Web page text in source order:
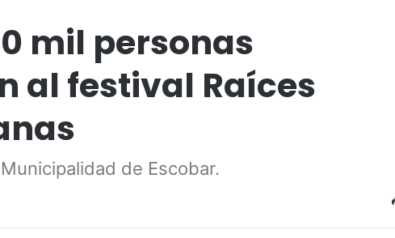
mil personas
al festival Raíces
de Escobar.